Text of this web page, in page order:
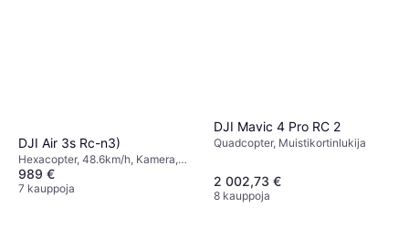
DJI Air 3s Rc-n3)
Hexacopter, 48.6km/h, Kamera,
USB-liitin, Wi-Fi, GPS, Bluetooth
989 €
7 kauppoja
DJI Mavic 4 Pro RC 2
Quadcopter, Muistikortinlukija
2 002,73 €
8 kauppoja